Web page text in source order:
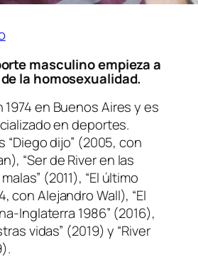
masculino empieza a
la homosexualidad.
en Buenos Aires y es
en deportes.
“Diego dijo” (2005, con
“Ser de River en las
(2011), “El último
con Alejandro Wall), “El
Inglaterra 1986” (2016),
vidas” (2019) y “River